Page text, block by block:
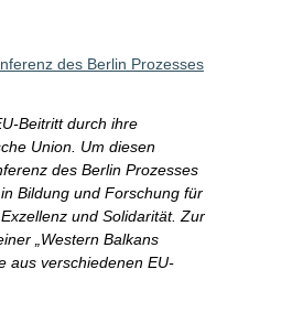
des Berlin Prozesses
Beitritt durch ihre
Union. Um diesen
des Berlin Prozesses
Bildung und Forschung für
und Solidarität. Zur
„Western Balkans
aus verschiedenen EU-